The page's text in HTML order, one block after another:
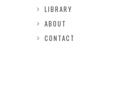
LIBRARY
ABOUT
CONTACT